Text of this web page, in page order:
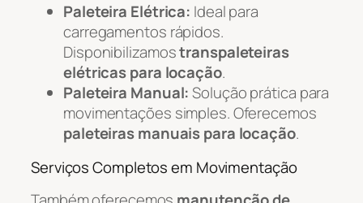
Paleteira Elétrica: Ideal para
carregamentos rápidos.
Disponibilizamostranspaleteiras
elétricas para locação.
Paleteira Manual:Solução prática para
movimentações simples. Oferecemos
paleteiras manuais para locação.
Serviços Completos em Movimentação